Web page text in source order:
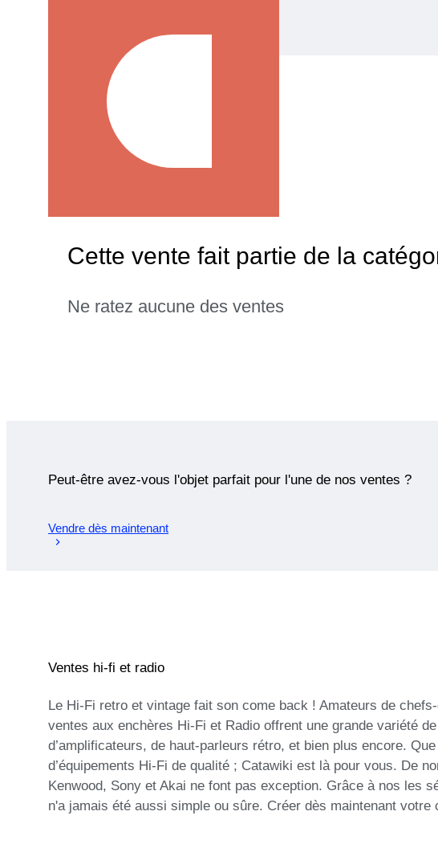
Cette vente fait partie de la
Ne ratez aucune des ventes
Peut-être avez-vous l'objet parfait pour l'une de nos ventes ?
Vendre dès maintenant
Ventes hi-fi et radio
Le Hi-Fi retro et vintage fait son come back ! Amateurs de
ventes aux enchères Hi-Fi et Radio offrent une grande variété
d’amplificateurs, de haut-parleurs rétro, et bien plus encore.
d’équipements Hi-Fi de qualité ; Catawiki est là pour vous. De
Kenwood, Sony et Akai ne font pas exception. Grâce à nos les
n'a jamais été aussi simple ou sûre. Créer dès maintenant